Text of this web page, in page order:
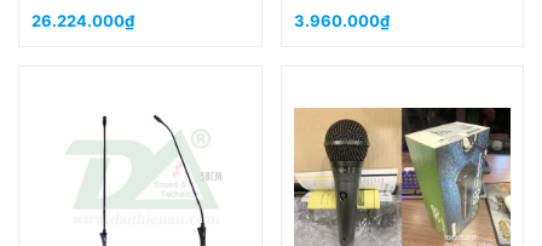
26.224.000₫ 3.960.000₫